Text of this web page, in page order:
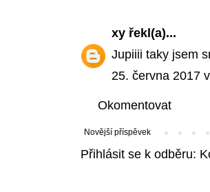
xy řekl(a)...
Jupiiii taky jsem
25. června 2017
Okomentovat
Novější příspěvek
Přihlásit se k odběru: